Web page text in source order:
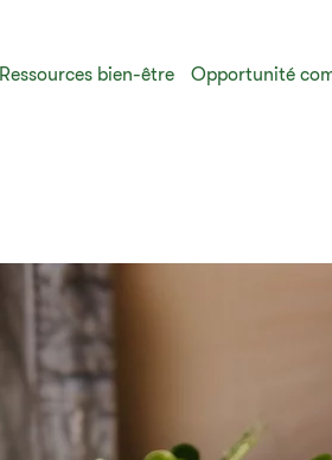
Ressources bien-être Opportunité